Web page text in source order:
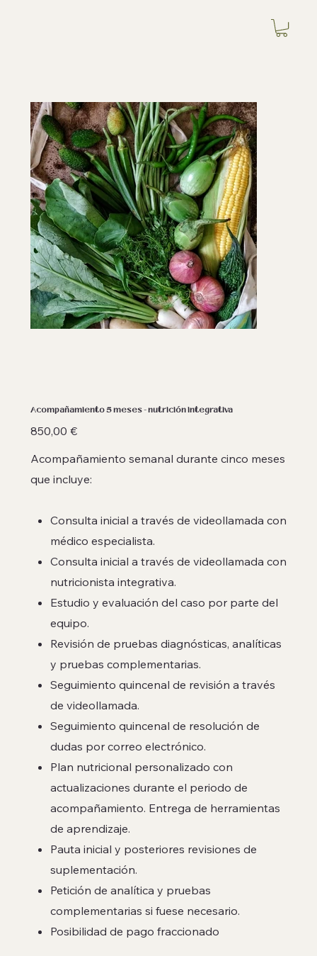
Acompañamiento 5 meses - nutrición integrativa
Precio
850,00 €
Acompañamiento semanal durante cinco meses
que incluye:
Consulta inicial a través de videollamada con
médico especialista.
Consulta inicial a través de videollamada con
nutricionista integrativa.
Estudio y evaluación del caso por parte del
equipo.
Revisión de pruebas diagnósticas, analíticas
y pruebas complementarias.
Seguimiento quincenal de revisión a través
de videollamada.
Seguimiento quincenal de resolución de
dudas por correo electrónico.
Plan nutricional personalizado con
actualizaciones durante el periodo de
acompañamiento. Entrega de herramientas
de aprendizaje.
Pauta inicial y posteriores revisiones de
suplementación.
Petición de analítica y pruebas
complementarias si fuese necesario.
Posibilidad de pago fraccionado